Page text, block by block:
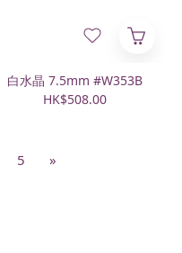
白水晶 7.5mm #W353B
HK$508.00
5 »